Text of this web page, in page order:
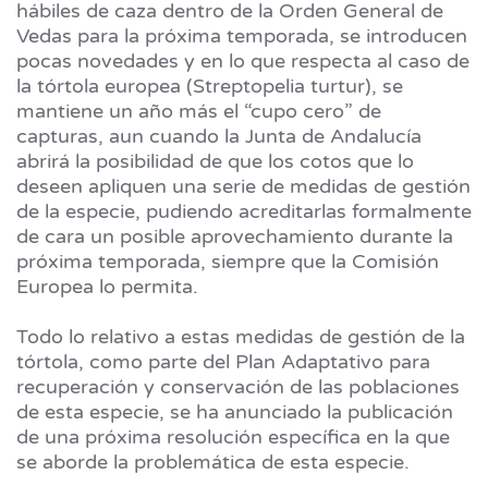
hábiles de caza dentro de la Orden General de
Vedas para la próxima temporada, se introducen
pocas novedades y en lo que respecta al caso de
la tórtola europea (Streptopelia turtur), se
mantiene un año más el “cupo cero” de
capturas, aun cuando la Junta de Andalucía
abrirá la posibilidad de que los cotos que lo
deseen apliquen una serie de medidas de gestión
de la especie, pudiendo acreditarlas formalmente
de cara un posible aprovechamiento durante la
próxima temporada, siempre que la Comisión
Europea lo permita.
Todo lo relativo a estas medidas de gestión de la
tórtola, como parte del Plan Adaptativo para
recuperación y conservación de las poblaciones
de esta especie, se ha anunciado la publicación
de una próxima resolución específica en la que
se aborde la problemática de esta especie.